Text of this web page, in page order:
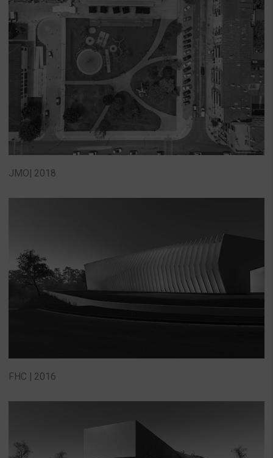
JMO| 2018
FHC | 2016